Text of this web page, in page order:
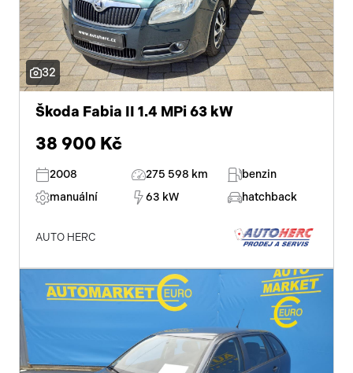
32
Škoda Fabia II 1.4 MPi 63 kW
38 900 Kč
2008 275 598 km
benzin
manuální
63 kW hatchback
AUTO HERC